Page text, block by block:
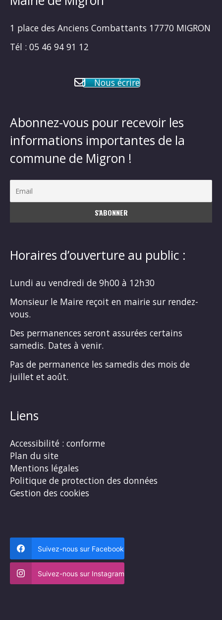
1 place des Anciens Combattants 17770 MIGRON
Tél : 05 46 94 91 12
Nous écrire
Abonnez-vous pour recevoir les
informations importantes de la
commune de Migron !
Horaires d’ouverture au public :
Lundi au vendredi de 9h00 à 12h30
Monsieur le Maire reçoit en mairie sur rendez-
vous.
Des permanences seront assurées certains
samedis. Dates à venir.
Pas de permanence les samedis des mois de
juillet et août.
Liens
Accessibilité : conforme
Plan du site
Mentions légales
Politique de protection des données
Gestion des cookies
Suivez-nous sur Facebook
Suivez-nous sur Instagram